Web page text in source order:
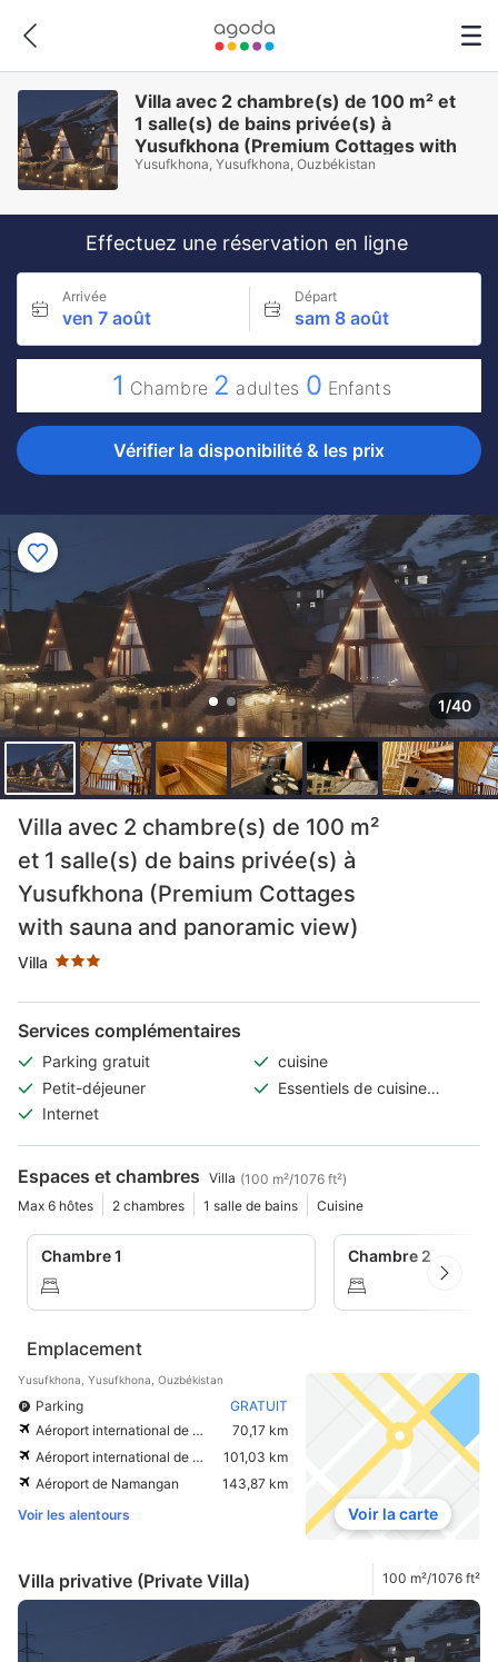
Villa avec 2 chambre(s) de 100 m² et
1 salle(s) de bains privée(s) à
Yusufkhona (Premium Cottages with
sauna and panoramic view)
Yusufkhona, Yusufkhona, Ouzbékistan
Effectuez une réservation en ligne
Arrivée
ven 7 août
Départ
sam 8 août
1 Chambre 2 adultes 0 Enfants
Vérifier la disponibilité & les prix
1/40
Villa avec 2 chambre(s) de 100 m²
et 1 salle(s) de bains privée(s) à
Yusufkhona (Premium Cottages
with sauna and panoramic view)
Villa
3 étoiles au classement par étoile
Services complémentaires
Parking gratuit
cuisine
Petit-déjeuner
Essentiels de cuisine
épices)
Internet
Espaces et chambres Villa (100 m²/1076 ft²)
Max 6 hôtes
2 chambres 1 salle de bains Cuisine
Chambre 1 Chambre 2
Emplacement
Yusufkhona, Yusufkhona, Ouzbékistan
Parking
GRATUIT
Aéroport international de Tashkent
70,17 km
Aéroport international de Shymkent
101,03 km
Aéroport de Namangan
143,87 km
Voir les alentours
Voir la carte
Villa privative (Private Villa) 100 m²/1076 ft²